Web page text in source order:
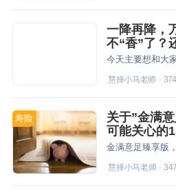
一降再降，
不“香”了？
健的资产增
慧择小马老师· 374
寿险
关于”金满
可能关心的
慧择小马老师·